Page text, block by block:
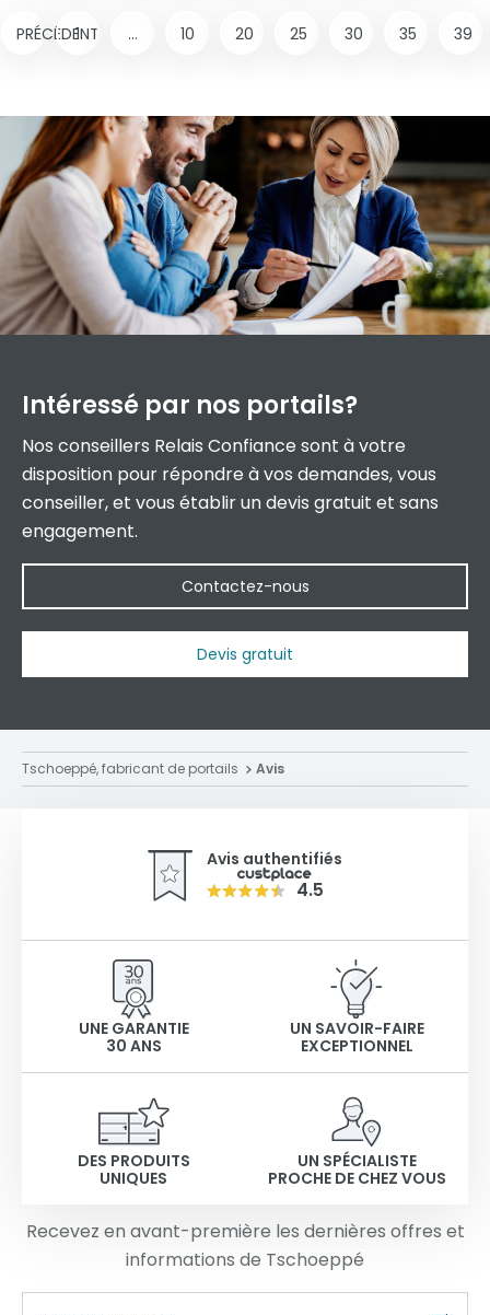
PRÉCÉDENT
1 ... 10 20 25 30 35 39
Intéressé par nos portails?
Nos conseillers Relais Confiance sont à votre
disposition pour répondre à vos demandes, vous
conseiller, et vous établir un devis gratuit et sans
engagement.
Contactez-nous
Devis gratuit
Tschoeppé, fabricant de portails Avis
Avis authentifiés
4.5
UNE GARANTIE
30 ANS
UN SAVOIR-FAIRE
EXCEPTIONNEL
DES PRODUITS
UNIQUES
UN SPÉCIALISTE
PROCHE DE CHEZ VOUS
Recevez en avant-première les dernières offres et
informations de Tschoeppé